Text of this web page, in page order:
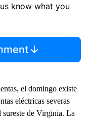
know what you
el domingo existe
eléctricas severas
sureste de Virginia. La